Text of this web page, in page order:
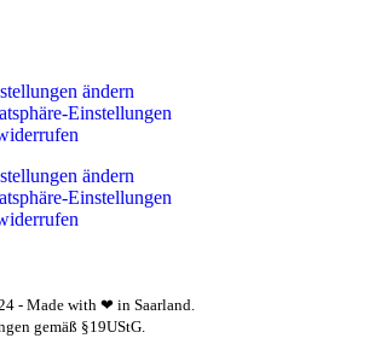
ändern
Einstellungen
ändern
Einstellungen
- Made with ❤ in Saarland.
gemäß §19UStG.